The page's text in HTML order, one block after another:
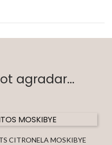
agradar...
CITRONELA MOSKIBYE